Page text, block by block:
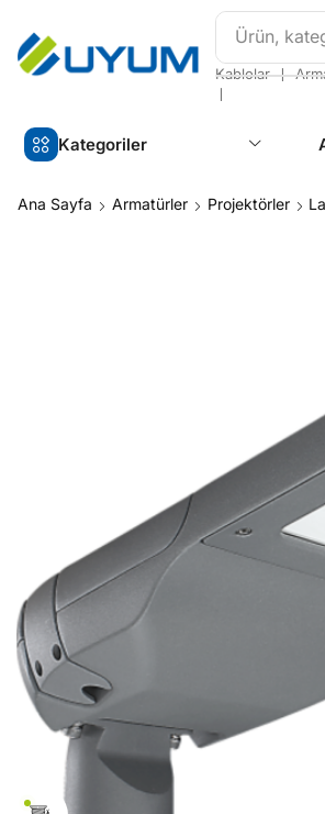
Ürün,
Kablolar ❘
❘
Kategoriler
Ana Sayfa Armatürler Projektörler